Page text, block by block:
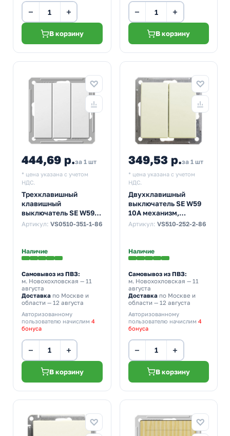
− +
В корзину
− +
В корзину
444,69 р.за 1 шт
* цена указана с учетом
НДС.
Трехклавишный
клавишный
выключатель SE W59
10A механизм, белый
Артикул: VS0510-351-1-86
Наличие
Самовывоз из ПВЗ:
м. Новохохловская — 11
августа
Доставка по Москве и
области — 12 августа
Авторизованному
пользователю начислим 4
бонуса
− +
В корзину
349,53 р.за 1 шт
* цена указана с учетом
НДС.
Двухклавишный
выключатель SE W59
10A механизм,
слоновая кость
Артикул: VS510-252-2-86
Наличие
Самовывоз из ПВЗ:
м. Новохохловская — 11
августа
Доставкапо Москве и
области — 12 августа
Авторизованному
пользователю начислим 4
бонуса
− +
В корзину